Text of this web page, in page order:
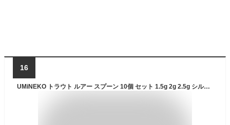
16
UMiNEKO トラウト ルアー スプーン 10個 セット 1.5g 2g 2.5g シルバー ゴールド ケースセット 金 銀 管理釣り場 湖 渓流 トラウト ニジマス イワナ ヤマメ バス カスタム用 必釣NEKO鱒 お買い物マラソン